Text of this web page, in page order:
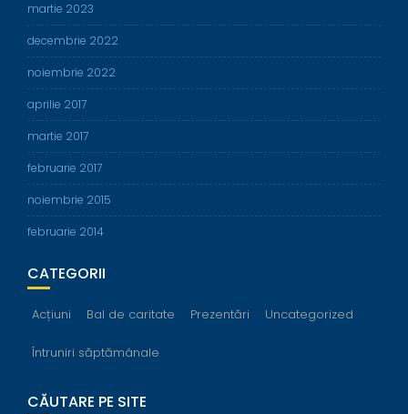
martie 2023
decembrie 2022
noiembrie 2022
aprilie 2017
martie 2017
februarie 2017
noiembrie 2015
februarie 2014
CATEGORII
Acțiuni Bal de caritate Prezentări Uncategorized
Întruniri săptămânale
CĂUTARE PE SITE